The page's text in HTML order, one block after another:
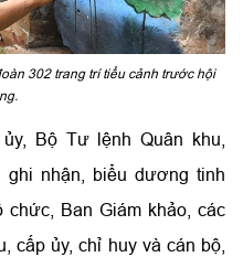
302 trang trí tiểu cảnh trước hội
Bộ Tư lệnh Quân khu,
nhận, biểu dương tinh
chức, Ban Giám khảo, các
cấp ủy, chỉ huy và cán bộ,